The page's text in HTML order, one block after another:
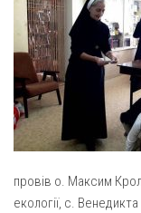
Покрови
Золочів)
Парафія
Парохії
Газета
Надруковані
Молитви
Галерея
Рух pro-life
провів о. Максим
екології, с.